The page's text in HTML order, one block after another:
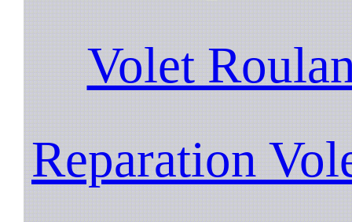
Volet
Reparation